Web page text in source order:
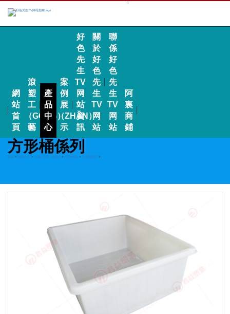
網
站
首
頁
滾
塑
工
（GŌNG）
藝
產
品
中
心
案
例
展
（ZHǍN）
示
好
色
先
生
TV
网
站
資
訊
關
於
好
色
先
生
TV
网
站
聯
係
好
色
先
生
TV
网
站
阿
裏
商
鋪
方形桶係列
首頁 > 產品中心 > 水處（chù）理係列 > PE周轉箱 > 方形桶係列 >